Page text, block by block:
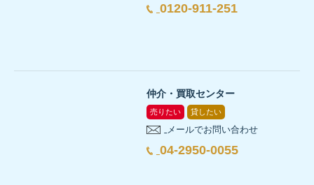
0120-911-251
仲介・買取センター
売りたい 貸したい
メールでお問い合わせ
04-2950-0055